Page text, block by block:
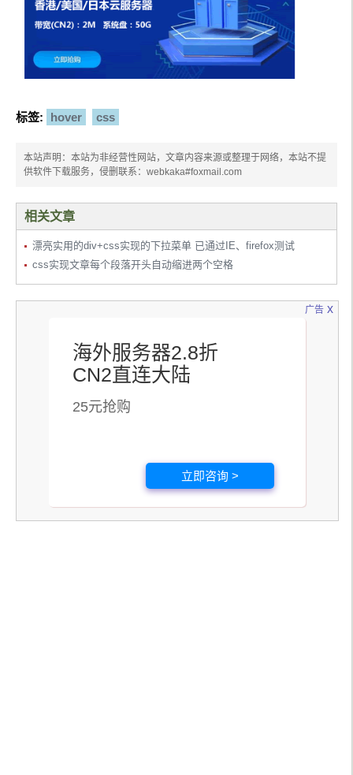
标签: hover css
本站声明：本站为非经营性网站，文章内容来源或整理于网络，本站不提
供软件下载服务，侵删联系：webkaka#foxmail.com
相关文章
漂亮实用的div+css实现的下拉菜单 已通过IE、firefox测试
css实现文章每个段落开头自动缩进两个空格
广告
海外服务器2.8折
CN2直连大陆
25元抢购
立即咨询 >
x